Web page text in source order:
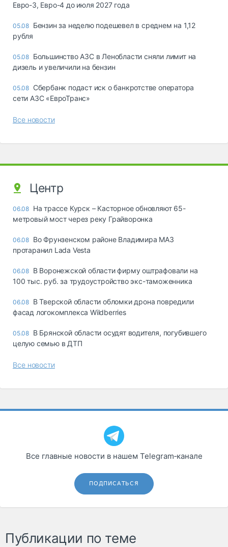
Евро-3, Евро-4 до июля 2027 года
05.08 Бензин за неделю подешевел в среднем на 1,12
рубля
05.08 Большинство АЗС в Ленобласти сняли лимит на
дизель и увеличили на бензин
05.08 Сбербанк подаст иск о банкротстве оператора
сети АЗС «ЕвроТранс»
Все новости
Центр
06.08 На трассе Курск – Касторное обновляют 65-
метровый мост через реку Грайворонка
06.08 Во Фрунзенском районе Владимира МАЗ
протаранил Lada Vesta
06.08 В Воронежской области фирму оштрафовали на
100 тыс. руб. за трудоустройство экс-таможенника
06.08 В Тверской области обломки дрона повредили
фасад логокомплекса Wildberries
05.08 В Брянской области осудят водителя, погубившего
целую семью в ДТП
Все новости
Все главные новости в нашем Telegram‑канале
ПОДПИСАТЬСЯ
Публикации по теме